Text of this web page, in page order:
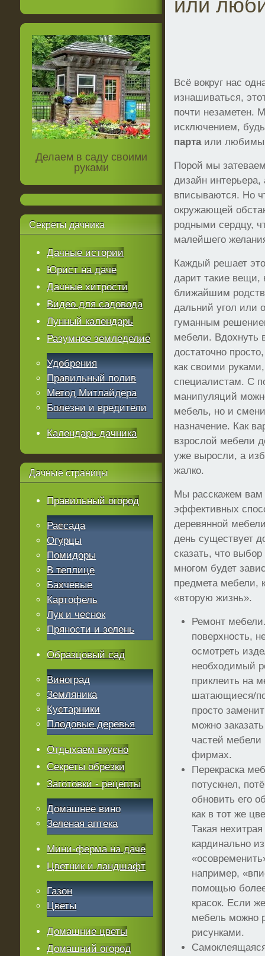
или
Всё вокруг нас
изнашиваться,
почти незаметен.
исключением,
партаили
Порой мы
дизайн интерьера,
вписываются. Но
окружающей
родными сердцу,
малейшего
Каждый решает
дарит такие вещи,
ближайшим
дальний угол или
гуманным
мебели. Вдохнуть
достаточно
как своими
специалистам. С
манипуляций
мебель, но и
назначение. Как
взрослой мебели
уже выросли, а
жалко.
Мы расскажем вам
эффективных
деревянной
день существует
сказать, что
многом будет
предмета мебели,
«вторую жизнь».
Ремонт
поверхность,
осмотреть
необходимый
приклеить на
шатающиеся/
просто
можно
частей
фирмах.
Перекраска
потускнел,
обновить его
как в тот же
Такая
кардинально
например,
помощью
красок. Если
мебель можно
рисунками.
Делаем в саду своими
руками
Секреты дачника
Дачные истории
Юрист на даче
Дачные хитрости
Видео для садовода
Лунный календарь
Разумное земледелие
Удобрения
Правильный полив
Метод Митлайдера
Болезни и вредители
Календарь дачника
Дачные страницы
Правильный огород
Рассада
Огурцы
Помидоры
В теплице
Бахчевые
Картофель
Лук и чеснок
Пряности и зелень
Образцовый сад
Виноград
Земляника
Кустарники
Плодовые деревья
Отдыхаем вкусно
Секреты обрезки
Заготовки - рецепты
Домашнее вино
Зеленая аптека
Мини-ферма на даче
Цветник и ландшафт
Газон
Цветы
Домашние цветы
Домашний огород